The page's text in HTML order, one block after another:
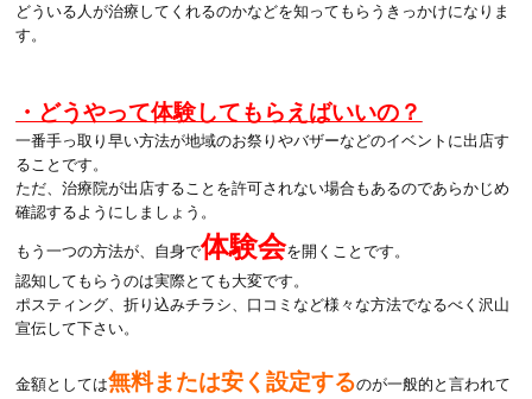
どういる人が治療してくれるのかなどを知ってもらうきっかけになりま
す。
・どうやって体験してもらえばいいの？
一番手っ取り早い方法が地域のお祭りやバザーなどのイベントに出店す
ることです。
ただ、治療院が出店することを許可されない場合もあるのであらかじめ
確認するようにしましょう。
もう一つの方法が、自身で体験会を開くことです。
認知してもらうのは実際とても大変です。
ポスティング、折り込みチラシ、口コミなど様々な方法でなるべく沢山
宣伝して下さい。
金額としては無料または安く設定するのが一般的と言われて